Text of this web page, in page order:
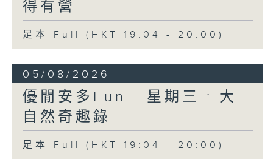
得有營
足本 Full (HKT 19:04 - 20:00)
05/08/2026
優閒安多Fun - 星期三 : 大
自然奇趣錄
足本 Full (HKT 19:04 - 20:00)